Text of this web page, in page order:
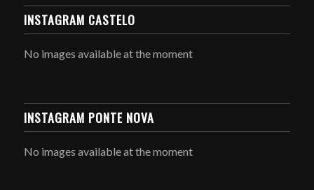
INSTAGRAM CASTELO
No images available at the moment
INSTAGRAM PONTE NOVA
No images available at the moment